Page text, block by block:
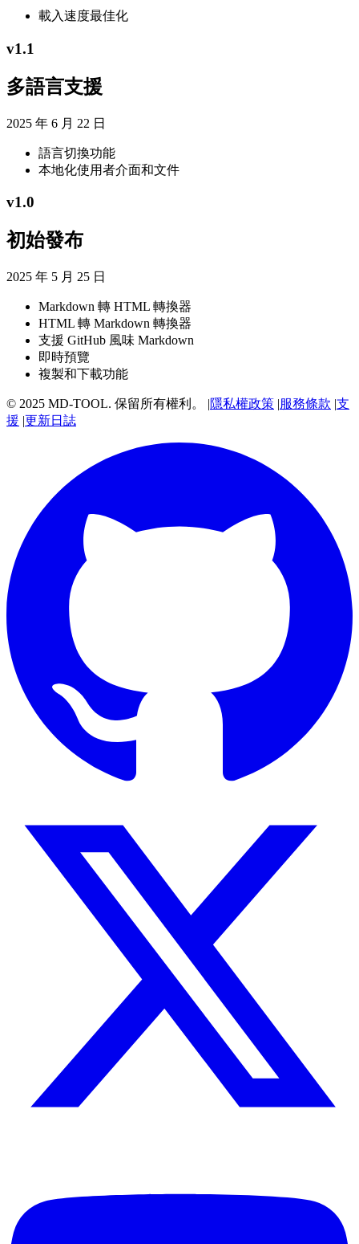
載入速度最佳化
v1.1
多語言支援
2025 年 6 月 22 日
語言切換功能
本地化使用者介面和文件
v1.0
初始發布
2025 年 5 月 25 日
Markdown 轉 HTML 轉換器
HTML 轉 Markdown 轉換器
支援 GitHub 風味 Markdown
即時預覽
複製和下載功能
© 2025 MD-TOOL. 保留所有權利。 |隱私權政策 |服務條款 |支
援 |更新日誌